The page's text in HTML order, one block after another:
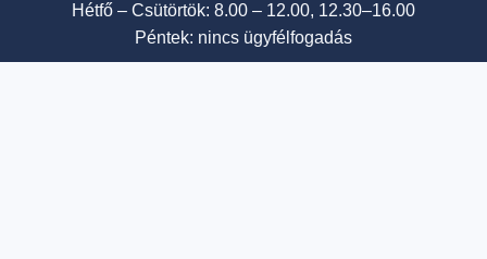
Hétfő – Csütörtök: 8.00 – 12.00, 12.30–16.00
Péntek: nincs ügyfélfogadás